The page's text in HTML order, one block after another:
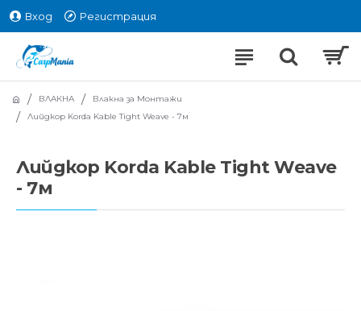
Вход Регистрация
ВЛАКНА
Влакна за Монтажи
Лийдкор Korda Kable Tight Weave - 7м
Лийдкор Korda Kable Tight Weave
- 7м